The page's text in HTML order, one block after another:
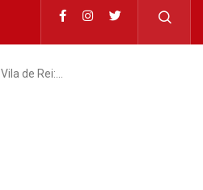
Vila de Rei:…